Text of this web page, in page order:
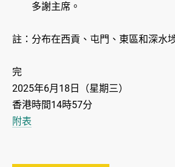
多謝主席。
註：分布在西貢、屯門、東區和深水
完
2025年6月18日（星期三）
香港時間14時57分
附表